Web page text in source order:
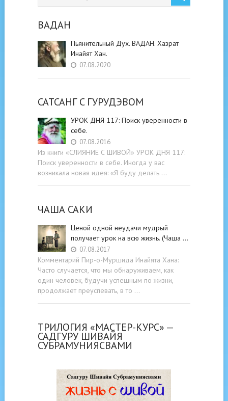
ВАДАН
Пьянительный Дух. ВАДАН. Хазрат
Инайят Хан.
07.08.2020
САТСАНГ C ГУРУДЭВОМ
УРОК ДНЯ 117: Поиск уверенности в
себе.
07.08.2016
Из книги «СЛИЯНИЕ С ШИВОЙ» УРОК ДНЯ 117:
Поиск уверенности в себе. Иногда у вас
возникала новая идея: «Я буду делать …
ЧАША САКИ
Ценой одной неудачи мудрый
получает урок на всю жизнь. (Чаша …
07.08.2017
Комментарий Пир-о-Муршида Инайята Хана:
Часто случается, что мы обнаруживаем, как
один человек, будучи успешным по жизни,
продолжает преуспевать, в то …
ТРИЛОГИЯ «МАСТЕР-КУРС» —
САДГУРУ ШИВАЙЯ
СУБРАМУНИЯСВАМИ